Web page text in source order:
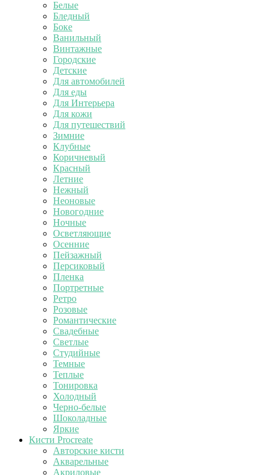
Белые
Бледный
Боке
Ванильный
Винтажные
Городские
Детские
Для автомобилей
Для еды
Для Интерьера
Для кожи
Для путешествий
Зимние
Клубные
Коричневый
Красный
Летние
Нежный
Неоновые
Новогодние
Ночные
Осветляющие
Осенние
Пейзажный
Персиковый
Пленка
Портретные
Ретро
Розовые
Романтические
Свадебные
Светлые
Студийные
Темные
Теплые
Тонировка
Холодный
Черно-белые
Шоколадные
Яркие
Кисти Procreate
Авторские кисти
Акварельные
Акриловые